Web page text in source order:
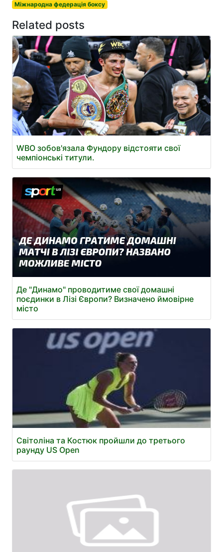
Міжнародна федерація боксу
Related posts
WBO зобов'язала Фундору відстояти свої
чемпіонські титули.
Де "Динамо" проводитиме свої домашні
поєдинки в Лізі Європи? Визначено ймовірне
місто
Світоліна та Костюк пройшли до третього
раунду US Open